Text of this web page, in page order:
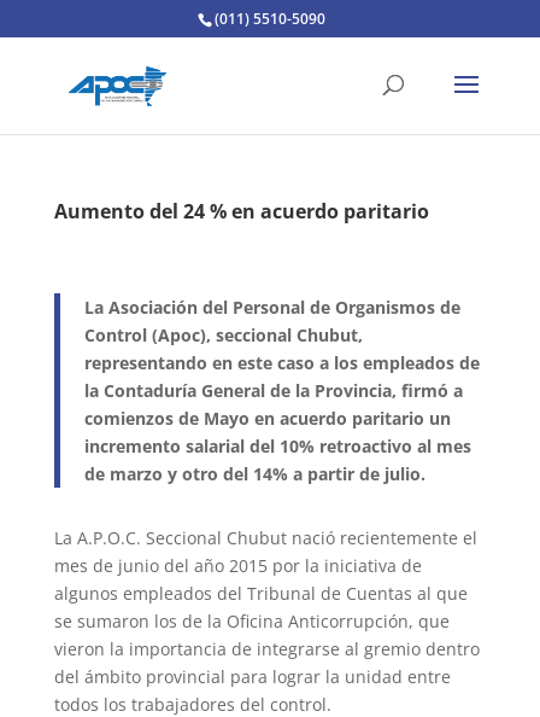
(011) 5510-5090
Aumento del 24 % en acuerdo paritario
La Asociación del Personal de Organismos de
Control (Apoc), seccional Chubut,
representando en este caso a los empleados de
la Contaduría General de la Provincia, firmó a
comienzos de Mayo en acuerdo paritario un
incremento salarial del 10% retroactivo al mes
de marzo y otro del 14% a partir de julio.
La A.P.O.C. Seccional Chubut nació recientemente el
mes de junio del año 2015 por la iniciativa de
algunos empleados del Tribunal de Cuentas al que
se sumaron los de la Oficina Anticorrupción, que
vieron la importancia de integrarse al gremio dentro
del ámbito provincial para lograr la unidad entre
todos los trabajadores del control.